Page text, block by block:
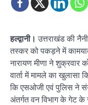
हल्द्वानी। उत्तराखंड की
तस्कर को पकड़ने में
नारायण मीणा ने शुक्रवार
वार्ता में मामले का खुलासा
कि एसओजी एवं पुलिस ने
अंतर्गत वन विभाग के गेट